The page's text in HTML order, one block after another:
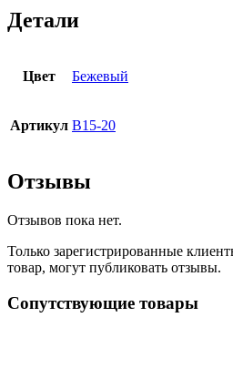
Детали
Цвет Бежевый
Артикул B15-20
Отзывы
Отзывов пока нет.
Только зарегистрированные
товар, могут публиковать отзывы.
Сопутствующие товары